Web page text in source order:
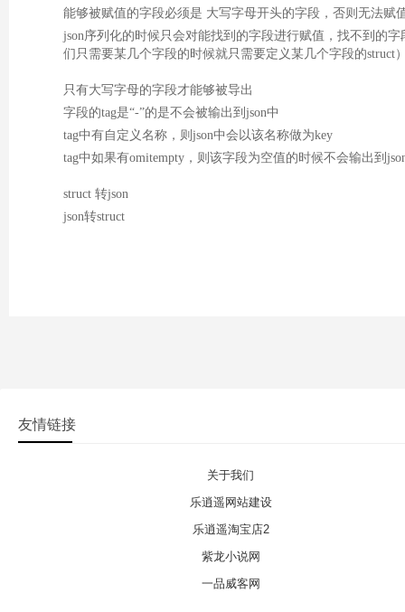
能够被赋值的字段必须是 大写字母开头的字段，否则无法赋
json序列化的时候只会对能找到的字段进行赋值，找不到的
们只需要某几个字段的时候就只需要定义某几个字段的struct
只有大写字母的字段才能够被导出
字段的tag是“-”的是不会被输出到json中
tag中有自定义名称，则json中会以该名称做为key
tag中如果有omitempty，则该字段为空值的时候不会输出到
struct 转json
json转struct
友情链接
关于我们
乐逍遥网站建设
乐逍遥淘宝店2
紫龙小说网
一品威客网